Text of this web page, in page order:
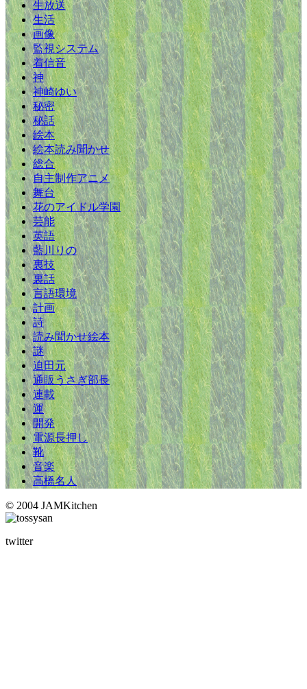
生放送
生活
画像
監視システム
着信音
神
神崎ゆい
秘密
秘話
絵本
絵本読み聞かせ
総合
自主制作アニメ
舞台
花のアイドル学園
芸能
英語
藍川りの
裏技
裏話
言語環境
計画
詩
読み聞かせ絵本
謎
迫田元
通販うさぎ部長
連載
運
開発
電源長押し
靴
音楽
高橋名人
© 2004 JAMKitchen
twitter